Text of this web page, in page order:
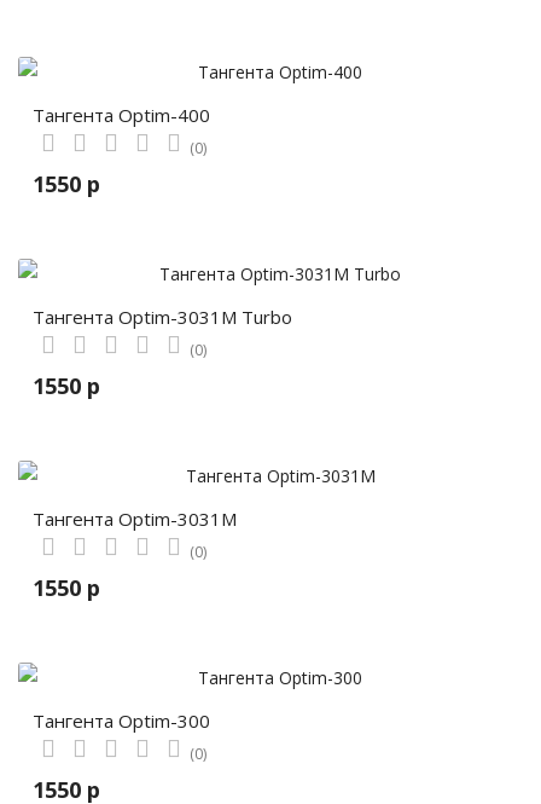
Тангента Optim-400
(0)
1550 р
Тангента Optim-3031M Turbo
(0)
1550 р
Тангента Optim-3031M
(0)
1550 р
Тангента Optim-300
(0)
1550 р